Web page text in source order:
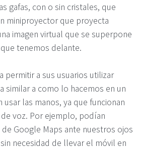
gafas, con o sin cristales, que
miniproyector que proyecta
imagen virtual que se superpone
tenemos delante.
permitir a sus usuarios utilizar
similar a como lo hacemos en un
las manos, ya que funcionan
voz. Por ejemplo, podían
Google Maps ante nuestros ojos
necesidad de llevar el móvil en